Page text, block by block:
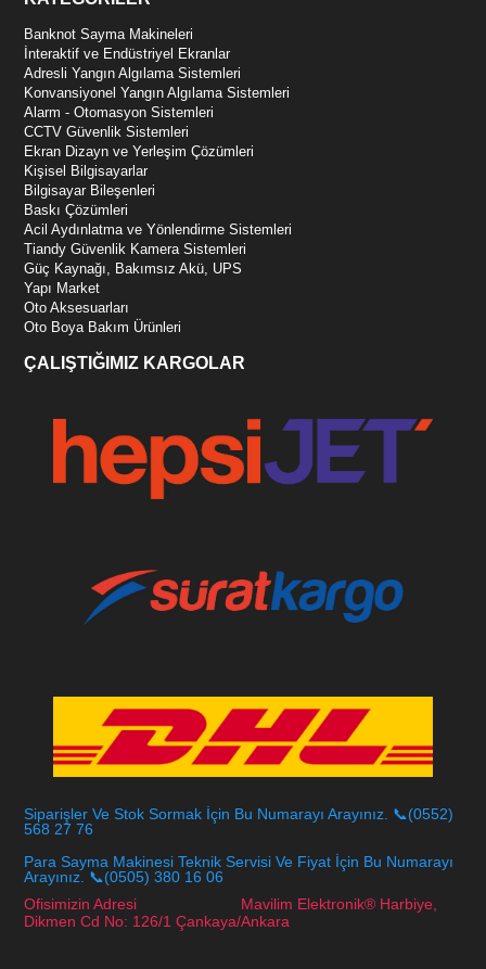
Banknot Sayma Makineleri
İnteraktif ve Endüstriyel Ekranlar
Adresli Yangın Algılama Sistemleri
Konvansiyonel Yangın Algılama Sistemleri
Alarm - Otomasyon Sistemleri
CCTV Güvenlik Sistemleri
Ekran Dizayn ve Yerleşim Çözümleri
Kişisel Bilgisayarlar
Bilgisayar Bileşenleri
Baskı Çözümleri
Acil Aydınlatma ve Yönlendirme Sistemleri
Tiandy Güvenlik Kamera Sistemleri
Güç Kaynağı, Bakımsız Akü, UPS
Yapı Market
Oto Aksesuarları
Oto Boya Bakım Ürünleri
ÇALIŞTIĞIMIZ KARGOLAR
Siparişler Ve Stok Sormak İçin Bu Numarayı Arayınız. 📞(0552)
568 27 76
Para Sayma Makinesi Teknik Servisi Ve Fiyat İçin Bu Numarayı
Arayınız. 📞(0505) 380 16 06
Ofisimizin Adresi Mavilim Elektronik® Harbiye,
Dikmen Cd No: 126/1 Çankaya/Ankara